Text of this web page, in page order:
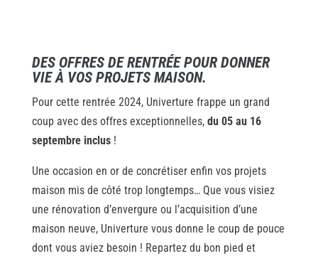
DES OFFRES DE RENTRÉE POUR DONNER
VIE À VOS PROJETS MAISON.
Pour cette rentrée 2024, Univerture frappe un grand
coup avec des offres exceptionnelles, du 05 au 16
septembre inclus!
Une occasion en or de concrétiser enfin vos projets
maison mis de côté trop longtemps… Que vous visiez
une rénovation d’envergure ou l’acquisition d’une
maison neuve, Univerture vous donne le coup de pouce
dont vous aviez besoin ! Repartez du bon pied et